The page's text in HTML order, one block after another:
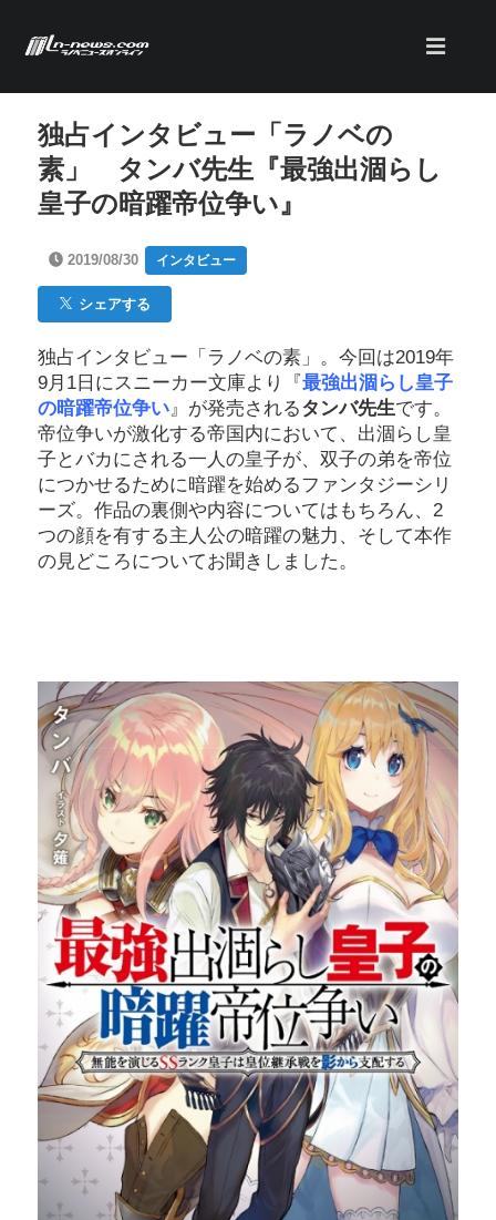
独占インタビュー「ラノベの
素」 タンバ先生『最強出涸らし
皇子の暗躍帝位争い』
2019/08/30 インタビュー
シェアする
独占インタビュー「ラノベの素」。今回は2019年
9月1日にスニーカー文庫より『 最強出涸らし皇子
の暗躍帝位争い』が発売されるタンバ先生です。
帝位争いが激化する帝国内において、出涸らし皇
子とバカにされる一人の皇子が、双子の弟を帝位
につかせるために暗躍を始めるファンタジーシリ
ーズ。作品の裏側や内容についてはもちろん、2
つの顔を有する主人公の暗躍の魅力、そして本作
の見どころについてお聞きしました。